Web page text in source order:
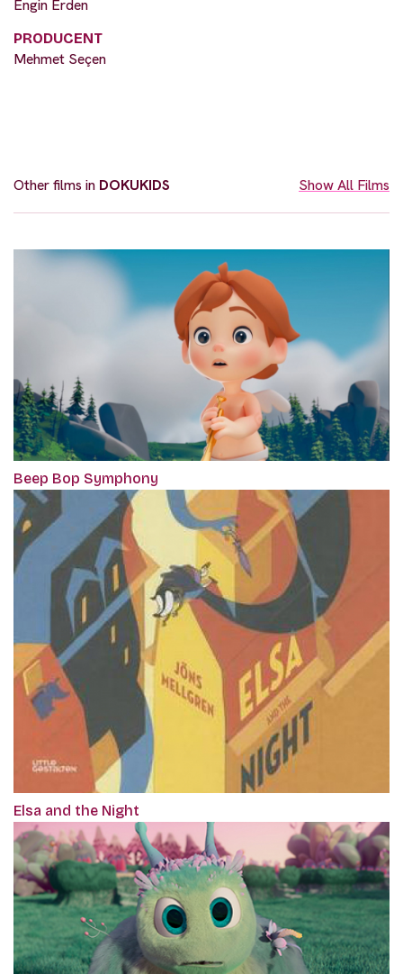
Engin Erden
PRODUCENT
Mehmet Seçen
Other films in DOKUKIDS Show All Films
Beep Bop Symphony
Elsa and the Night